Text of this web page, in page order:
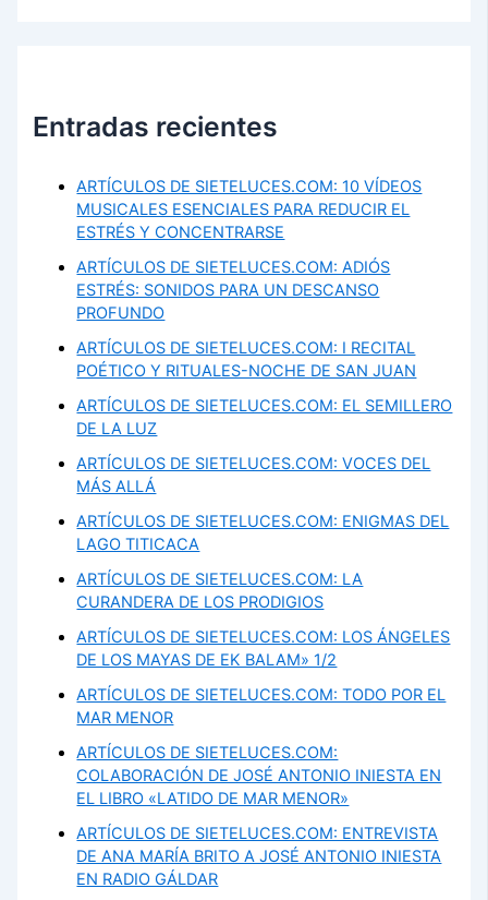
Entradas recientes
ARTÍCULOS DE SIETELUCES.COM: 10 VÍDEOS
MUSICALES ESENCIALES PARA REDUCIR EL
ESTRÉS Y CONCENTRARSE
ARTÍCULOS DE SIETELUCES.COM: ADIÓS
ESTRÉS: SONIDOS PARA UN DESCANSO
PROFUNDO
ARTÍCULOS DE SIETELUCES.COM: I RECITAL
POÉTICO Y RITUALES-NOCHE DE SAN JUAN
ARTÍCULOS DE SIETELUCES.COM: EL SEMILLERO
DE LA LUZ
ARTÍCULOS DE SIETELUCES.COM: VOCES DEL
MÁS ALLÁ
ARTÍCULOS DE SIETELUCES.COM: ENIGMAS DEL
LAGO TITICACA
ARTÍCULOS DE SIETELUCES.COM: LA
CURANDERA DE LOS PRODIGIOS
ARTÍCULOS DE SIETELUCES.COM: LOS ÁNGELES
DE LOS MAYAS DE EK BALAM» 1/2
ARTÍCULOS DE SIETELUCES.COM: TODO POR EL
MAR MENOR
ARTÍCULOS DE SIETELUCES.COM:
COLABORACIÓN DE JOSÉ ANTONIO INIESTA EN
EL LIBRO «LATIDO DE MAR MENOR»
ARTÍCULOS DE SIETELUCES.COM: ENTREVISTA
DE ANA MARÍA BRITO A JOSÉ ANTONIO INIESTA
EN RADIO GÁLDAR